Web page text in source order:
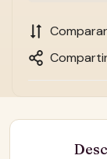
Comparar